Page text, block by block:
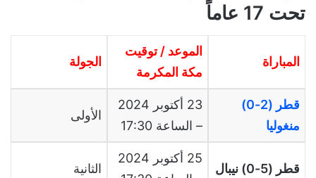
تحت 17 عاماً
المباراة
الموعد / توقيت
مكة المكرمة
الجولة
قطر (2-0)
منغوليا
23 أكتوبر 2024
– الساعة 17:30
الأولى
قطر (5-0) نيبال
25 أكتوبر 2024
الثانية